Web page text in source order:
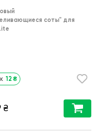
соты" для
12 ₴
₴